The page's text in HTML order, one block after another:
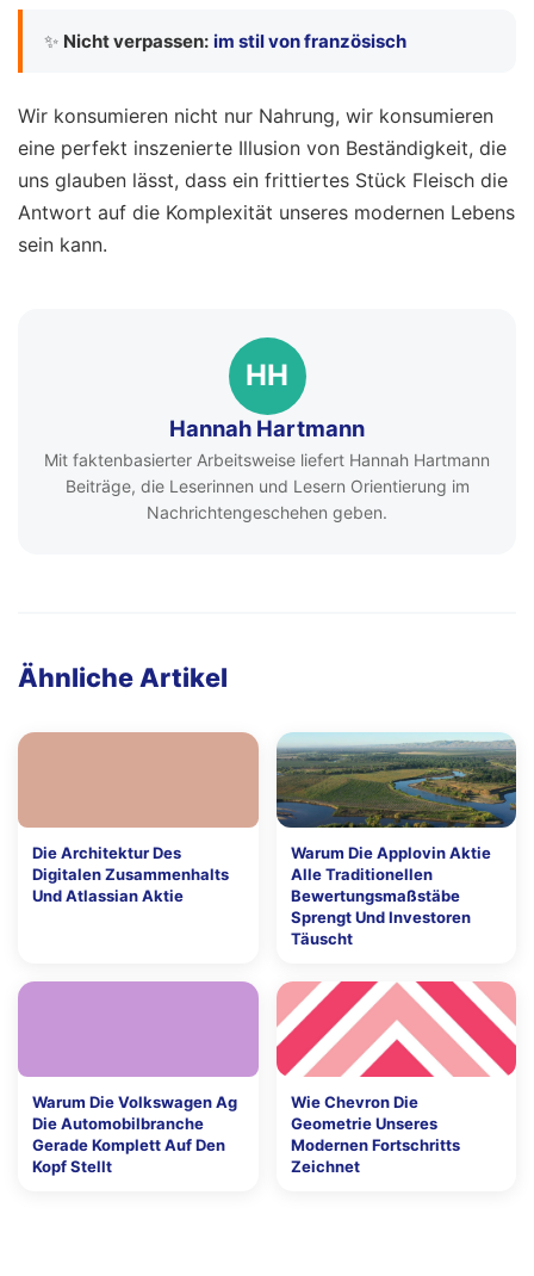
✨ Nicht verpassen: im stil von französisch
Wir konsumieren nicht nur Nahrung, wir konsumieren
eine perfekt inszenierte Illusion von Beständigkeit, die
uns glauben lässt, dass ein frittiertes Stück Fleisch die
Antwort auf die Komplexität unseres modernen Lebens
sein kann.
HH
Hannah Hartmann
Mit faktenbasierter Arbeitsweise liefert Hannah Hartmann
Beiträge, die Leserinnen und Lesern Orientierung im
Nachrichtengeschehen geben.
Ähnliche Artikel
Die Architektur Des
Digitalen Zusammenhalts
Und Atlassian Aktie
Warum Die Applovin Aktie
Alle Traditionellen
Bewertungsmaßstäbe
Sprengt Und Investoren
Täuscht
Warum Die Volkswagen Ag
Die Automobilbranche
Gerade Komplett Auf Den
Kopf Stellt
Wie Chevron Die
Geometrie Unseres
Modernen Fortschritts
Zeichnet